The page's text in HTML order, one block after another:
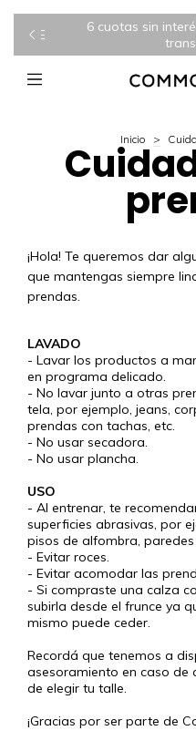
6 cuotas sin
Inicio >
¡Hola! Te queremos dar
que mantengas siempre
prendas.
LAVADO
- Lavar los productos a
en programa delicado.
- No lavar junto a otras
tela, por ejemplo, jeans,
prendas con tachas, etc.
- No usar secadora.
- No usar plancha.
USO
- Al entrenar, te
superficies abrasivas, por
pisos de alfombra,
- Evitar roces.
- Evitar acomodar las
- Si compraste una calza
subirla desde el frunce ya
mismo puede ceder.
Recordá que tenemos a
asesoramiento en caso de
de elegir tu talle.
¡Gracias por ser parte de